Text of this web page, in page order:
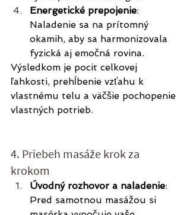
Energetické prepojenie:
Naladenie sa na prítomný
okamih, aby sa harmonizovala
fyzická aj emočná rovina.
Výsledkom je pocit celkovej
ľahkosti, prehĺbenie vzťahu k
vlastnému telu a väčšie pochopenie
vlastných potrieb.
4. Priebeh masáže krok za
krokom
Úvodný rozhovor a naladenie:
Pred samotnou masážou si